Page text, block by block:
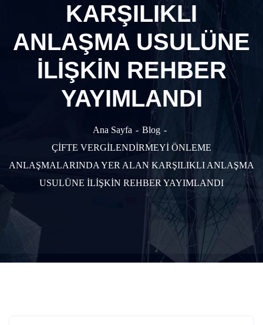
KARŞILIKLI
ANLAŞMA USULÜNE
İLİŞKİN REHBER
YAYIMLANDI
Ana Sayfa
Blog
ÇİFTE VERGİLENDİRMEYİ ÖNLEME
ANLAŞMALARINDA YER ALAN KARŞILIKLI ANLAŞMA
USULÜNE İLİŞKİN REHBER YAYIMLANDI